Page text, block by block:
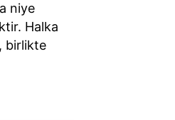
niye
Halka
birlikte